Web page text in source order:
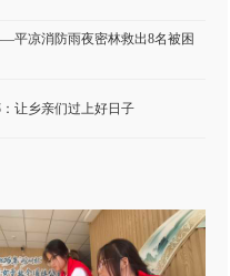
平凉消防雨夜密林救出8名被困
：让乡亲们过上好日子